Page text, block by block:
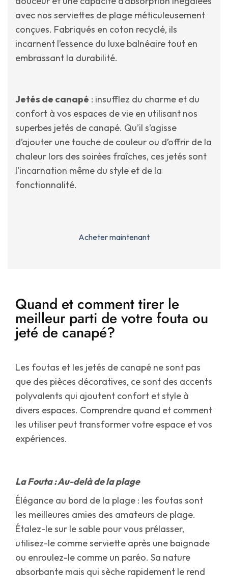
avec nos serviettes de plage méticuleusement
conçues. Fabriqués en coton recyclé, ils
incarnent l’essence du luxe balnéaire tout en
embrassant la durabilité.
Jetés de canapé : insufflez du charme et du
confort à vos espaces de vie en utilisant nos
superbes jetés de canapé. Qu’il s’agisse
d’ajouter une touche de couleur ou d’offrir de la
chaleur lors des soirées fraîches, ces jetés sont
l’incarnation même du style et de la
fonctionnalité.
Acheter maintenant
Quand et comment tirer le
meilleur parti de votre fouta ou
jeté de canapé?
Les foutas et les jetés de canapé ne sont pas
que des pièces décoratives, ce sont des accents
polyvalents qui ajoutent confort et style à
divers espaces. Comprendre quand et comment
les utiliser peut transformer votre espace et vos
expériences.
La Fouta : Au-delà de la plage
Élégance au bord de la plage : les foutas sont
les meilleures amies des amateurs de plage.
Étalez-le sur le sable pour vous prélasser,
utilisez-le comme serviette après une baignade
ou enroulez-le comme un paréo. Sa nature
absorbante mais qui sèche rapidement le rend